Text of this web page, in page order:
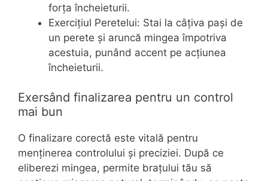
forța încheieturii.
Exercițiul Peretelui: Stai la câțiva pași de
un perete și aruncă mingea împotriva
acestuia, punând accent pe acțiunea
încheieturii.
Exersând finalizarea pentru un control
mai bun
O finalizare corectă este vitală pentru
menținerea controlului și preciziei. După ce
eliberezi mingea, permite brațului tău să